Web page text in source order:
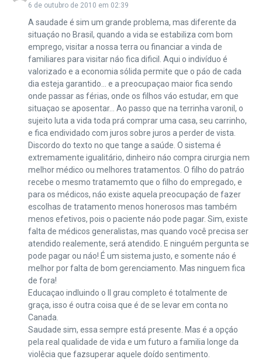
6 de outubro de 2010 em 02:39
A saudade é sim um grande problema, mas diferente da
situaçáo no Brasil, quando a vida se estabiliza com bom
emprego, visitar a nossa terra ou financiar a vinda de
familiares para visitar náo fica dificil. Aqui o indivíduo é
valorizado e a economia sólida permite que o páo de cada
dia esteja garantido… e a preocupaçao maior fica sendo
onde passar as férias, onde os filhos váo estudar, em que
situaçao se aposentar… Ao passo que na terrinha varonil, o
sujeito luta a vida toda prá comprar uma casa, seu carrinho,
e fica endividado com juros sobre juros a perder de vista.
Discordo do texto no que tange a saúde. O sistema é
extremamente igualitário, dinheiro náo compra cirurgia nem
melhor médico ou melhores tratamentos. O filho do patráo
recebe o mesmo tratamemto que o filho do empregado, e
para os médicos, náo existe aquela preocupaçáo de fazer
escolhas de tratamento menos honerosos mas também
menos efetivos, pois o paciente náo pode pagar. Sim, existe
falta de médicos generalistas, mas quando você precisa ser
atendido realemente, será atendido. E ninguém pergunta se
pode pagar ou náo! É um sistema justo, e somente náo é
melhor por falta de bom gerenciamento. Mas ninguem fica
de fora!
Educaçao indluindo o II grau completo é totalmente de
graça, isso é outra coisa que é de se levar em conta no
Canada.
Saudade sim, essa sempre está presente. Mas é a opçáo
pela real qualidade de vida e um futuro a familia longe da
violêcia que fazsuperar aquele doído sentimento.